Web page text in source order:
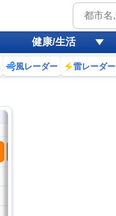
健康/生活
風レーダー 雷レーダー